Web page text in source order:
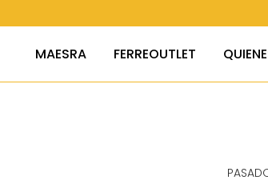
MAESRA FERREOUTLET